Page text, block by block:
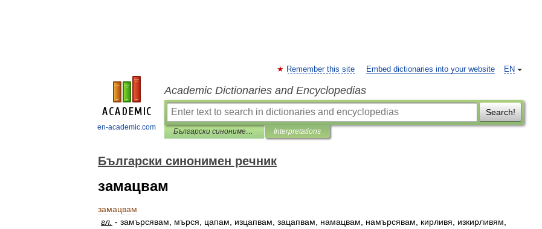
en-academic.com
EN
Remember this site Embed dictionaries into your website
Academic Dictionaries and Encyclopedias
Search!
Български синонимен речник Interpretations
Български синонимен речник
замацвам
замацвам
гл - замърсявам мърся цапам изцапвам зацапвам намацвам намърсявам кирливя изкирливям